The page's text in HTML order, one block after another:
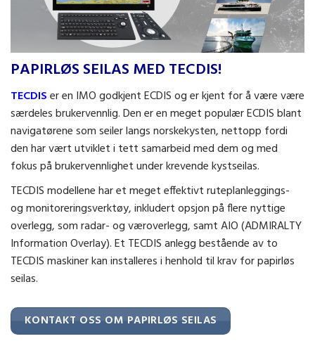
Papirløs seilas med TECDIS!
PAPIRLØS SEILAS MED TECDIS!
TECDISer en IMO godkjent ECDIS og er kjent for å være være
særdeles brukervennlig. Den er en meget populær ECDIS blant
navigatørene som seiler langs norskekysten, nettopp fordi
den har vært utviklet i tett samarbeid med dem og med
fokus på brukervennlighet under krevende kystseilas.
TECDIS modellene har et meget effektivt ruteplanleggings-
og monitoreringsverktøy, inkludert opsjon på flere nyttige
overlegg, som radar- og væroverlegg, samt AIO (ADMIRALTY
Information Overlay). Et TECDIS anlegg bestående av to
TECDIS maskiner kan installeres i henhold til krav for papirløs
seilas.
KONTAKT OSS OM PAPIRLØS SEILAS